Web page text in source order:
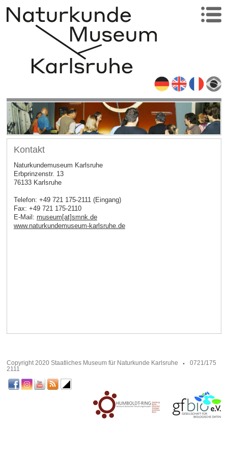
Kontakt
Naturkundemuseum Karlsruhe
Erbprinzenstr. 13
76133 Karlsruhe
Telefon: +49 721 175-2111 (Eingang)
Fax: +49 721 175-2110
E-Mail: museum[at]smnk.de
www.naturkundemuseum-karlsruhe.de
Copyright 2020 Staatliches Museum für Naturkunde Karlsruhe
0721/175
2111